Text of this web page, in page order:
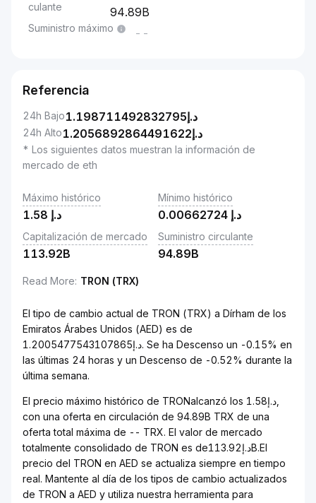
culante
94.89B
Suministro máximo --
Referencia
24h Bajo د.إ1.198711492832795
24h Alto د.إ1.2056892864491622
* Los siguientes datos muestran la información de
mercado de eth
Máximo histórico
د.إ 1.58
Mínimo histórico
د.إ 0.00662724
Capitalización de mercado
113.92B
Suministro circulante
94.89B
Read More: TRON (TRX)
El tipo de cambio actual de TRON (TRX) a Dírham de los
Emiratos Árabes Unidos (AED) es de
د.إ1.2005477543107865. Se ha Descenso un -0.15% en
las últimas 24 horas y un Descenso de -0.52% durante la
última semana.
El precio máximo histórico de TRONalcanzó los د.إ1.58,
con una oferta en circulación de 94.89B TRX de una
oferta total máxima de -- TRX. El valor de mercado
totalmente consolidado de TRON es deد.إ113.92B.El
precio del TRON en AED se actualiza siempre en tiempo
real. Mantente al día de los tipos de cambio actualizados
de TRON a AED y utiliza nuestra herramienta para